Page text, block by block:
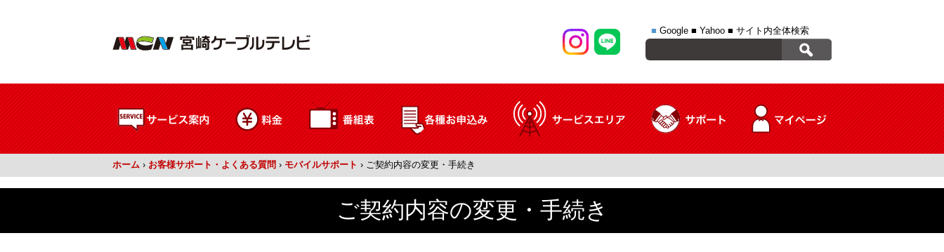
■ Google ■ Yahoo ■ サイト内全体検索
ホーム › お客様サポート・よくある質問 › モバイルサポート › ご契約内容の変更・手続き
ご契約内容の変更・手続き